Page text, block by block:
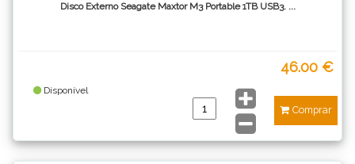
Disco Externo Seagate Maxtor M3 Portable 1TB USB3. ...
46.00 €
Disponível
Comprar